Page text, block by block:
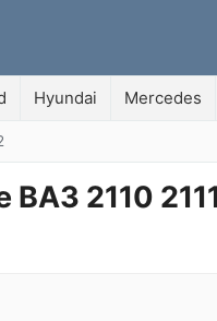
Hyundai Mercedes
2110